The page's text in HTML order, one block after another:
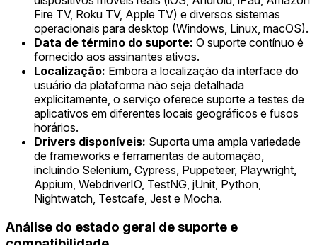
Fire TV, Roku TV, Apple TV) e diversos sistemas
operacionais para desktop (Windows, Linux, macOS).
Data de término do suporte: O suporte contínuo é
fornecido aos assinantes ativos.
Localização: Embora a localização da interface do
usuário da plataforma não seja detalhada
explicitamente, o serviço oferece suporte a testes de
aplicativos em diferentes locais geográficos e fusos
horários.
Drivers disponíveis: Suporta uma ampla variedade
de frameworks e ferramentas de automação,
incluindo Selenium, Cypress, Puppeteer, Playwright,
Appium, WebdriverIO, TestNG, jUnit, Python,
Nightwatch, Testcafe, Jest e Mocha.
Análise do estado geral de suporte e